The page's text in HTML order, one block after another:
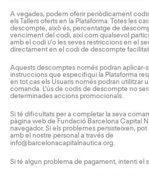
A vegades, podem oferir periòdicament
els Tallers oferts en la Plataforma. Totes les
descompte, això és, percentatge de
venciment del codi, així com qualsevol
amb el codi i/o les seves restriccions en el
directament en el codi de descompte facilitat.
Aquests descomptes només podran aplicar-
instruccions que especifiqui la Plataforma
en tot cas els Usuaris només podran utilitzar
comanda. L’ús de codis de descompte no
determinades accions promocionals.
Si té dificultats per a completar la seva
pàgina web de Fundació Barcelona Capital
navegador. Si els problemes persisteixen,
amb el nostre personal a través de
info@barcelonacapitalnautica.org
Si té algun problema de pagament, intenti el